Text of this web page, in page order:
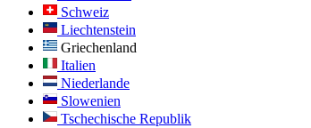
Schweiz
Liechtenstein
Griechenland
Italien
Niederlande
Slowenien
Tschechische Republik